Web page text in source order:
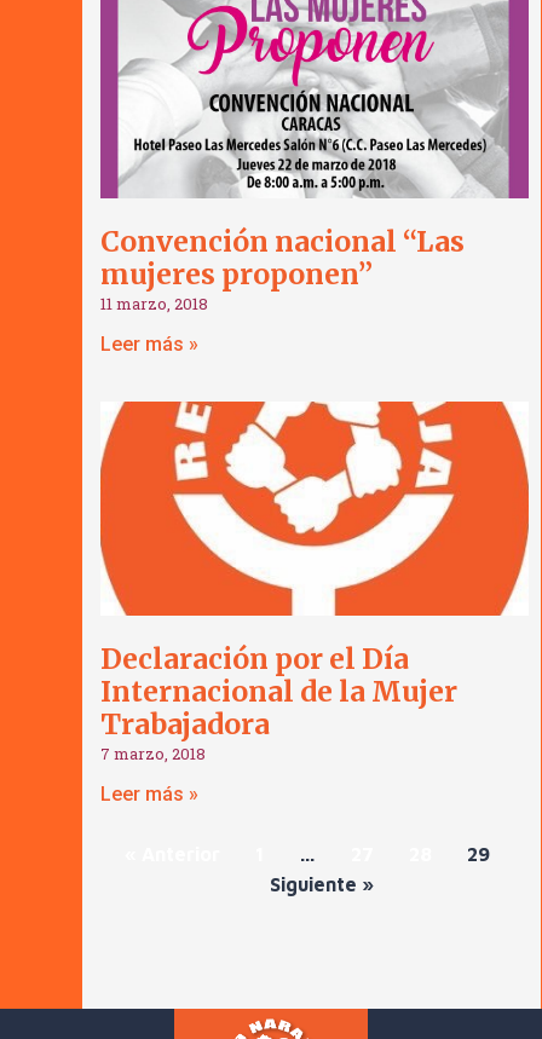
Convención nacional “Las
mujeres proponen”
11 marzo, 2018
Leer más »
Declaración por el Día
Internacional de la Mujer
Trabajadora
7 marzo, 2018
Leer más »
…
29
Siguiente »